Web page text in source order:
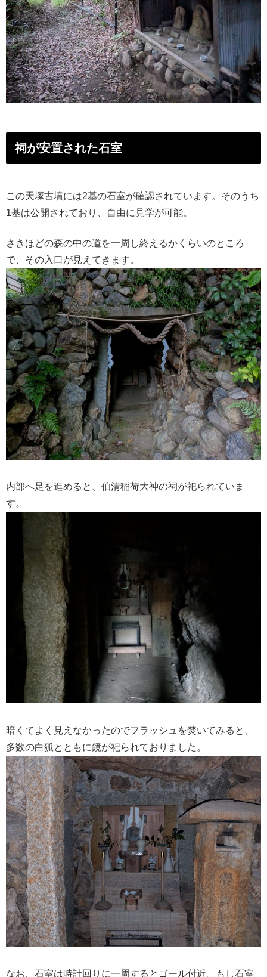
祠が安置された石室
この天塚古墳には2基の石室が確認されています。そのうち
1基は公開されており、自由に見学が可能。
さきほどの森の中の道を一周し終えるかくらいのところ
で、その入口が見えてきます。
内部へ足を進めると、伯清稲荷大神の祠が祀られていま
す。
暗くてよく見えなかったのでフラッシュを焚いてみると、
多数の白狐とともに鏡が祀られておりました。
なお、石室は時計回りに一周するとゴール付近。もし石室